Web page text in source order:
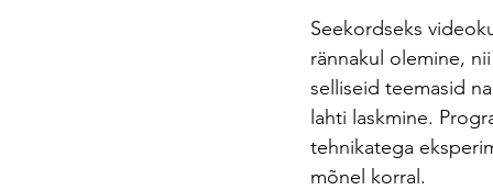
Seekordseks
rännakul olemine,
selliseid teemasid
lahti laskmine.
tehnikatega
mõnel korral.